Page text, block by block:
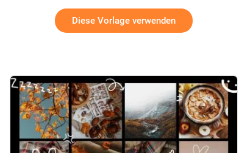
Slideshow Vintage Film Vlog
Diese Vorlage verwenden